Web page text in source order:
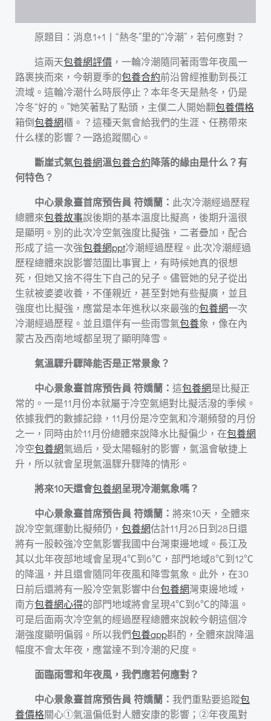
原題目：消息1+1丨“熱冬”里的“冷潮”，若何應對？
這兩天包養網評價 ，一輪冷潮隨同著雨雪年夜風一
路裹挾而來，今朝夏季的包養合約前沿曾經推動到長江
流域。這輪冷潮什么時辰停止？本年冬天是熱冬，仍是
冷冬“好的。”她笑著點了點頭，主僕二人開始翻包養價格
箱倒包養網櫃。？這種天氣會給我們的生涯、任務帶來
什么樣的影響？一路追蹤關心。
斷崖式氣包養網溫包養合約降落的緣由是什么？有
何特色？
中心景象臺首席預告員 符嬌蘭： 此次冷潮經過歷程
總體來包養故事說後期的基本溫度比擬高，後期升溫很
是顯明。別的此次冷空氣強度比擬強，二者疊加，配合
形成了這一次強包養網ppt冷潮經過歷程。此次冷潮經過
歷程總體來說影響范圍比事實上，有時候她真的很想
死，但她又捨不得生下自己的兒子。儘管她的兒子從出
生就被婆婆收養，不僅親近，甚至對她有些擬廣，並且
強度也比擬強，應當是本年進秋以來最強的包養網一次
冷潮經過歷程。並且還伴有一些雨雪氣包養象，像在內
蒙古及西南地域都呈現了顯明降雪。
氣溫驟升驟降能否是正常景象？
中心景象臺首席預告員 符嬌蘭： 這包養網是比擬正
常的。一是11月份本就屬于冷空氣絕對比擬活潑的季候。
依據我們的數據記錄，11月份是冷空氣和冷潮頻發的月份
之一，同時由於11月份總體來說降水比擬偏少，在包養網
冷空包養網氣過后，受太陽輻射的影響，氣溫會敏捷上
升，所以就會呈現氣溫驟升驟降的情形。
將來10天還會包養網呈現冷潮氣象嗎？
中心景象臺首席預告員 符嬌蘭： 將來10天，全體來
說冷空氣運動比擬頻仍， 包養網估計11月26日到28日還
將有一股較強冷空氣影響我國中台灣東邊地域。長江及
其以北年夜部地域會呈現4℃到6℃，部門地域8℃到12℃
的降溫，并且還會隨同年夜風和降雪氣象。此外，在30
日前后還將有一股冷空氣影響中台包養網灣東邊地域，
南方包養網心得的部門地域將會呈現4℃到6℃的降溫。
可是后面兩次冷空氣的經過歷程總體來說較今朝這個冷
潮強度顯明偏弱。所以我們包養app斟酌，全體來說降溫
幅度不會太年夜，應當達不到冷潮的尺度。
面臨雨雪和年夜風，我們應若何應對？
中心景象臺首席預告員 符嬌蘭： 我們重點要追蹤包
養價格關心①氣溫偏低對人體安康的影響；②年夜風對